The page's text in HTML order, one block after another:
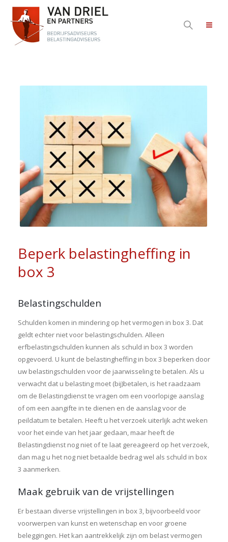
Beperk belastingheffing in
box 3
Belastingschulden
Schulden komen in mindering op het vermogen in box 3. Dat
geldt echter niet voor belastingschulden. Alleen
erfbelastingschulden kunnen als schuld in box 3 worden
opgevoerd. U kunt de belastingheffing in box 3 beperken door
uw belastingschulden voor de jaarwisseling te betalen. Als u
verwacht dat u belasting moet (bij)betalen, is het raadzaam
om de Belastingdienst te vragen om een voorlopige aanslag
of om een aangifte in te dienen en de aanslag voor de
peildatum te betalen. Heeft u het verzoek uiterlijk acht weken
voor het einde van het jaar gedaan, maar heeft de
Belastingdienst nog niet of te laat gereageerd op het verzoek,
dan mag u het nog niet betaalde bedrag wel als schuld in box
3 aanmerken.
Maak gebruik van de vrijstellingen
Er bestaan diverse vrijstellingen in box 3, bijvoorbeeld voor
voorwerpen van kunst en wetenschap en voor groene
beleggingen. Het kan aantrekkelijk zijn om belast vermogen